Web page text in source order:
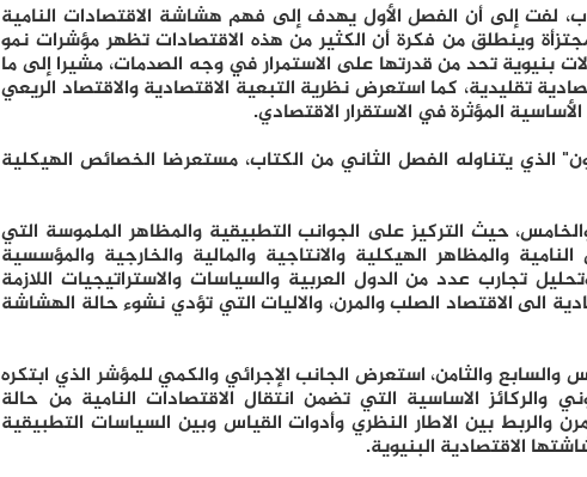
لفت إلى أن الفصل الأول يهدف إلى فهم هشاشة الاقتصادات النامية
وينطلق من فكرة أن الكثير من هذه الاقتصادات تظهر مؤشرات نمو
بنيوية تحد من قدرتها على الاستمرار في وجه الصدمات، مشيرا إلى ما
تقليدية، كما استعرض نظرية التبعية الاقتصادية والاقتصاد الريعي
المؤثرة في الاستقرار الاقتصادي.
الذي يتناوله الفصل الثاني من الكتاب، مستعرضا الخصائص الهيكلية
حيث التركيز على الجوانب التطبيقية والمظاهر الملموسة التي
والمظاهر الهيكلية والانتاجية والمالية والخارجية والمؤسسية
تجارب عدد من الدول العربية والسياسات والاستراتيجيات اللازمة
الى الاقتصاد الصلب والمرن، والاليات التي تؤدي نشوء حالة الهشاشة
والثامن، استعرض الجانب الإجرائي والكمي للمؤشر الذي ابتكره
والركائز الاساسية التي تضمن انتقال الاقتصادات النامية من حالة
والربط بين الاطار النظري وأدوات القياس وبين السياسات التطبيقية
الاقتصادية البنيوية.